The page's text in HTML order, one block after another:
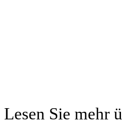
Lesen Sie mehr